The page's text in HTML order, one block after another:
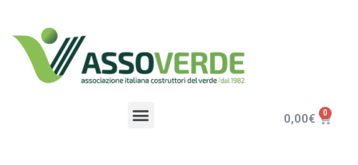
0,00€